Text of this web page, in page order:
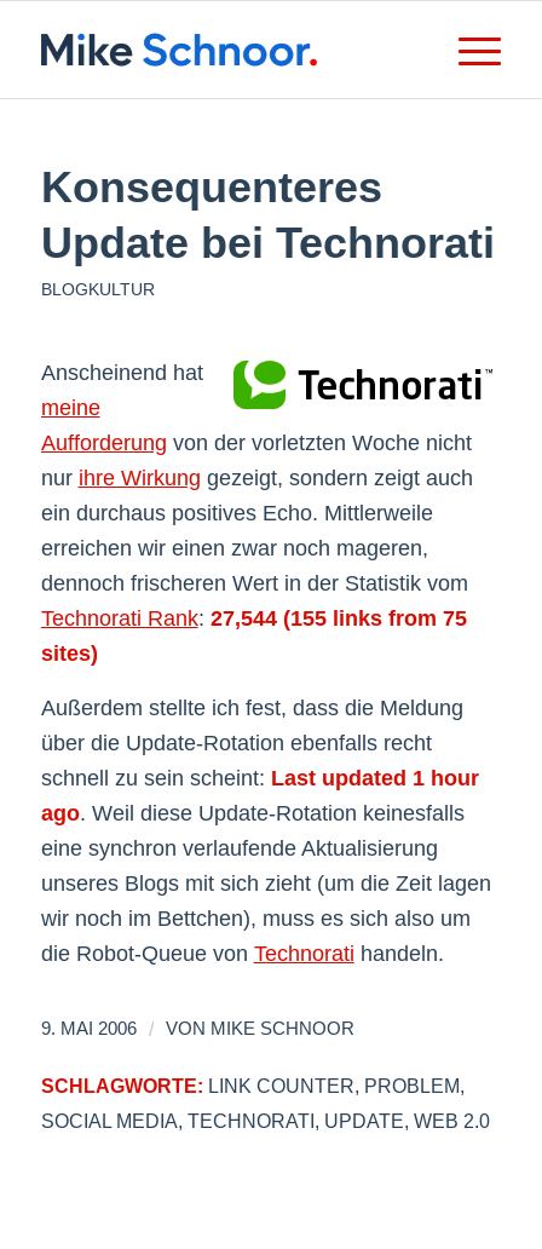
Konsequenteres
Update bei Technorati
BLOGKULTUR
Anscheinend hat
meine
Aufforderung von der vorletzten Woche nicht
nur ihre Wirkung gezeigt, sondern zeigt auch
ein durchaus positives Echo. Mittlerweile
erreichen wir einen zwar noch mageren,
dennoch frischeren Wert in der Statistik vom
Technorati Rank: 27,544 (155 links from 75
sites)
Außerdem stellte ich fest, dass die Meldung
über die Update-Rotation ebenfalls recht
schnell zu sein scheint: Last updated 1 hour
ago. Weil diese Update-Rotation keinesfalls
eine synchron verlaufende Aktualisierung
unseres Blogs mit sich zieht (um die Zeit lagen
wir noch im Bettchen), muss es sich also um
die Robot-Queue von Technorati handeln.
9. MAI 2006 / VON MIKE SCHNOOR
SCHLAGWORTE: LINK COUNTER, PROBLEM,
SOCIAL MEDIA, TECHNORATI, UPDATE, WEB 2.0